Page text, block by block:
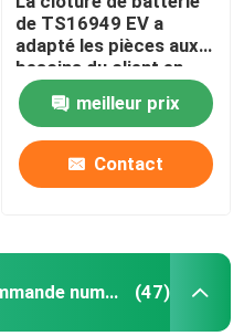
de TS16949 EV a
adapté les pièces aux
besoins du client en
aluminium moulage
mécanique sous
pression
meilleur prix
Contact
Pièces de usinage de commande numérique par ordinateur (47)